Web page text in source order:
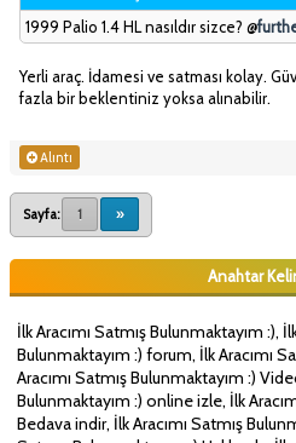
1999 Palio 1.4 HL nasıldır sizce? @
Yerli araç. İdamesi ve satması kolay.
fazla bir beklentiniz yoksa alınabilir.
Alıntı
Sayfa: 1 »
Anahtar
İlk Aracımı Satmış Bulunmaktayım :),
Bulunmaktayım :) forum, İlk Aracımı
Aracımı Satmış Bulunmaktayım :)
Bulunmaktayım :) online izle, İlk
Bedava indir, İlk Aracımı Satmış